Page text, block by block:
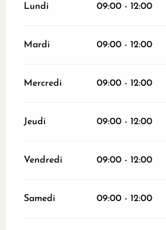
Lundi 09:00 - 12:00
Mardi 09:00 - 12:00
Mercredi 09:00 - 12:00
Jeudi 09:00 - 12:00
Vendredi 09:00 - 12:00
Samedi 09:00 - 12:00